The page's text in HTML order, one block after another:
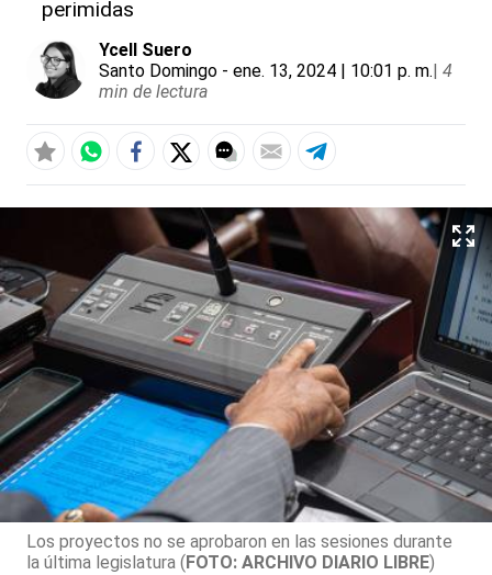
perimidas
Ycell Suero
Santo Domingo - ene. 13, 2024 | 10:01 p. m.| 4
min de lectura
Los proyectos no se aprobaron en las sesiones durante
la última legislatura (FOTO: ARCHIVO DIARIO LIBRE)